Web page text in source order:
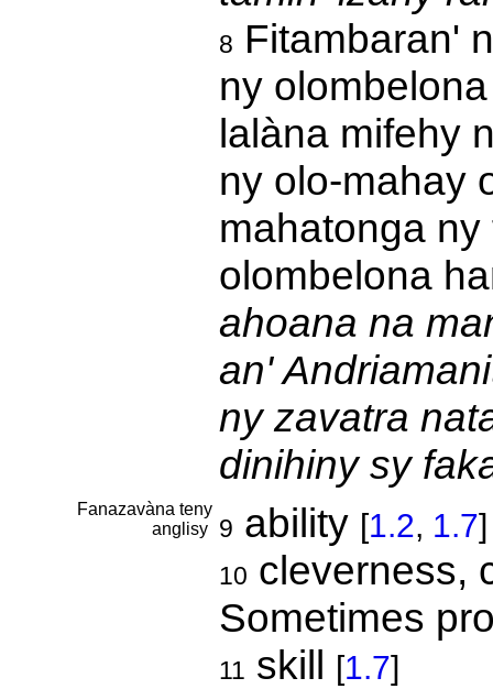
8 Fitambaran'
ny
lalàna mifehy
ny olo-mahay
mahatonga
olombelona
ahoana na
an'
ny zavatra
dinihiny sy
Fanazavàna teny
anglisy
9 ability [1.2, 1.7]
10 cleverness,
Sometimes
11 skill [1.7]